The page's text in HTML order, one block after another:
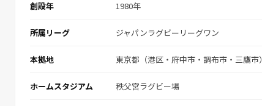
創設年 1980年
所属リーグ ジャパンラグビーリーグワン
本拠地 東京都（港区・府中市・調布市・三鷹市）
ホームスタジアム 秩父宮ラグビー場